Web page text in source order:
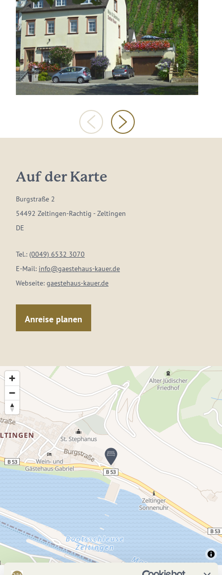
Auf der Karte
Burgstraße 2
54492 Zeltingen-Rachtig - Zeltingen
DE
Tel.: (0049) 6532 3070
E-Mail: info@gaestehaus-kauer.de
Webseite: gaestehaus-kauer.de
Anreise planen